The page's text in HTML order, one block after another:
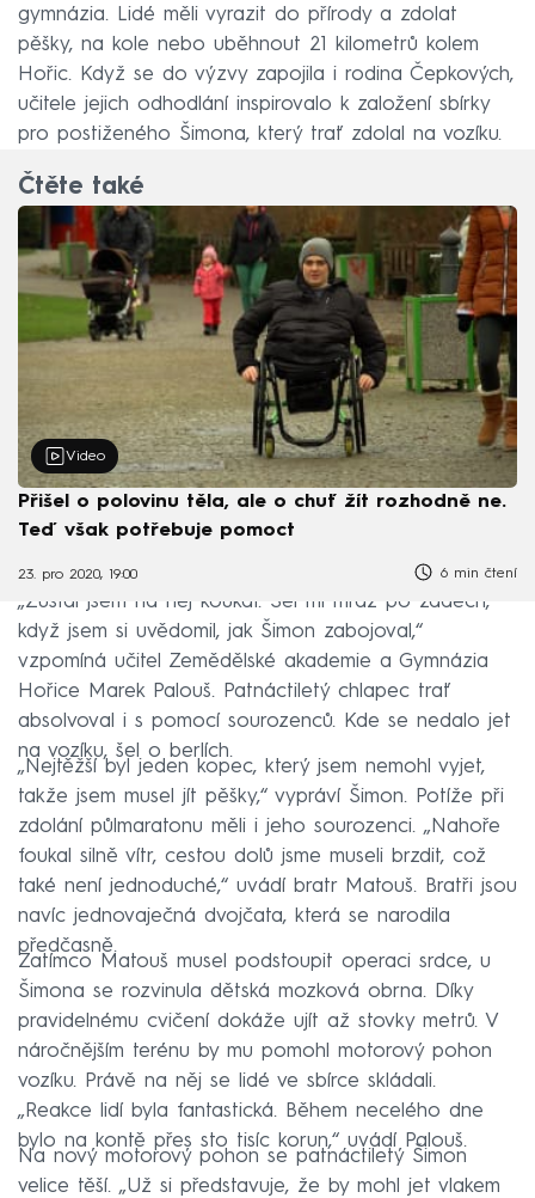
gymnázia. Lidé měli vyrazit do přírody a zdolat
pěšky, na kole nebo uběhnout 21 kilometrů kolem
Hořic. Když se do výzvy zapojila i rodina Čepkových,
učitele jejich odhodlání inspirovalo k založení sbírky
pro postiženého Šimona, který trať zdolal na vozíku.
Čtěte také
Video
Přišel o polovinu těla, ale o chuť žít rozhodně ne.
Teď však potřebuje pomoct
23. pro 2020, 19:00 6 min čtení
„Zůstal jsem na něj koukat. Šel mi mráz po zádech,
když jsem si uvědomil, jak Šimon zabojoval,“
vzpomíná učitel Zemědělské akademie a Gymnázia
Hořice Marek Palouš. Patnáctiletý chlapec trať
absolvoval i s pomocí sourozenců. Kde se nedalo jet
na vozíku, šel o berlích.
„Nejtěžší byl jeden kopec, který jsem nemohl vyjet,
takže jsem musel jít pěšky,“ vypráví Šimon. Potíže při
zdolání půlmaratonu měli i jeho sourozenci. „Nahoře
foukal silně vítr, cestou dolů jsme museli brzdit, což
také není jednoduché,“ uvádí bratr Matouš. Bratři jsou
navíc jednovaječná dvojčata, která se narodila
předčasně.
Zatímco Matouš musel podstoupit operaci srdce, u
Šimona se rozvinula dětská mozková obrna. Díky
pravidelnému cvičení dokáže ujít až stovky metrů. V
náročnějším terénu by mu pomohl motorový pohon
vozíku. Právě na něj se lidé ve sbírce skládali.
„Reakce lidí byla fantastická. Během necelého dne
bylo na kontě přes sto tisíc korun,“ uvádí Palouš.
Na nový motorový pohon se patnáctiletý Šimon
velice těší. „Už si představuje, že by mohl jet vlakem